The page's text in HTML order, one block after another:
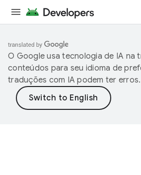
O Google usa tecnologia de IA na
conteúdos para seu idioma de
traduções com IA podem ter erros.